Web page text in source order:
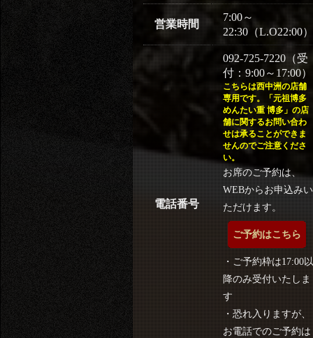
営業時間
7:00～
22:30（L.O22:00）
電話番号
092-725-7220（受
付：9:00～17:00）
こちらは西中洲の店舗
専用です。「元祖博多
めんたい重 博多」の店
舗に関するお問い合わ
せは承ることができま
せんのでご注意くださ
い。
お席のご予約は、
WEBからお申込みい
ただけます。
ご予約はこちら
・ご予約枠は17:00以
降のみ受付いたしま
す
・恐れ入りますが、
お電話でのご予約は